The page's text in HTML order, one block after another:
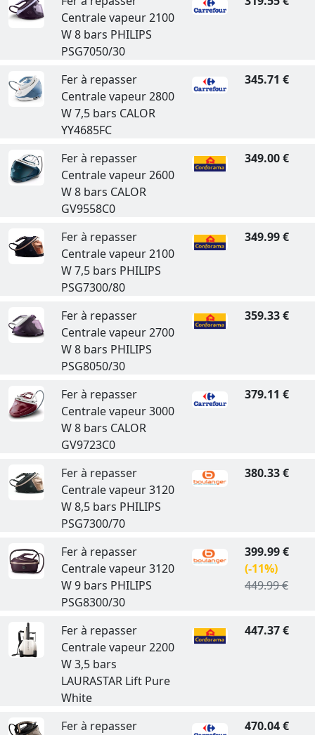
Centrale vapeur 2100
W 8 bars PHILIPS
PSG7050/30
Fer à repasser
Centrale vapeur 2800
W 7,5 bars CALOR
YY4685FC
345.71 €
Fer à repasser
Centrale vapeur 2600
W 8 bars CALOR
GV9558C0
349.00 €
Fer à repasser
Centrale vapeur 2100
W 7,5 bars PHILIPS
PSG7300/80
349.99 €
Fer à repasser
Centrale vapeur 2700
W 8 bars PHILIPS
PSG8050/30
359.33 €
Fer à repasser
Centrale vapeur 3000
W 8 bars CALOR
GV9723C0
379.11 €
Fer à repasser
Centrale vapeur 3120
W 8,5 bars PHILIPS
PSG7300/70
380.33 €
Fer à repasser
Centrale vapeur 3120
W 9 bars PHILIPS
PSG8300/30
399.99 €
(-11%)
449.99 €
Fer à repasser
Centrale vapeur 2200
W 3,5 bars
LAURASTAR Lift Pure
White
447.37 €
Fer à repasser 470.04 €